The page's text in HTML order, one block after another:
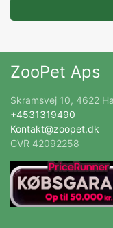
ZooPet Aps
Skramsvej 10, 4622
+4531319490
Kontakt@zoopet.dk
CVR 42092258